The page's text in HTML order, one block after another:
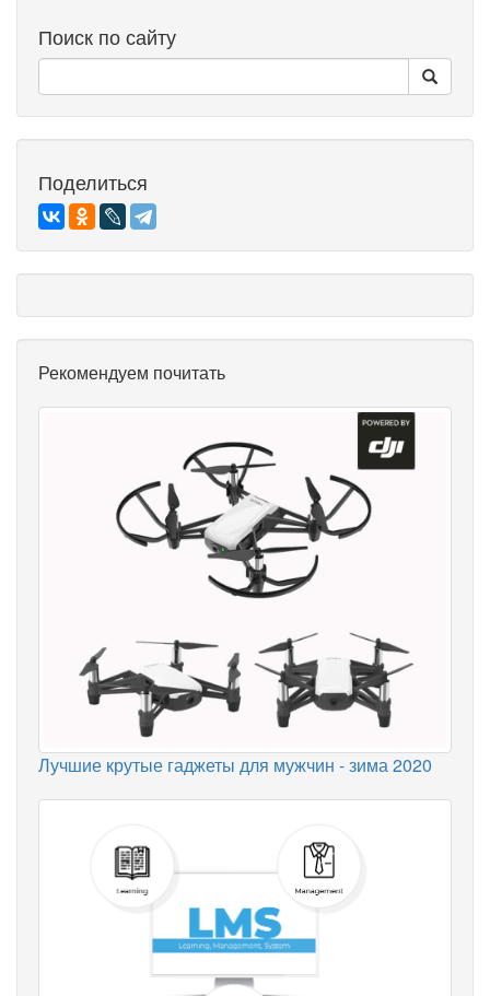
Поиск по сайту
Поделиться
Рекомендуем почитать
Лучшие крутые гаджеты для мужчин - зима 2020